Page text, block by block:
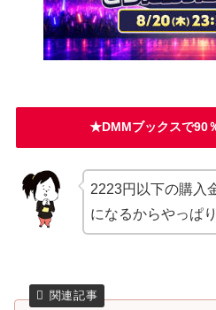
★DMMブックスで90
2223円以下の購入
になるからやっぱ